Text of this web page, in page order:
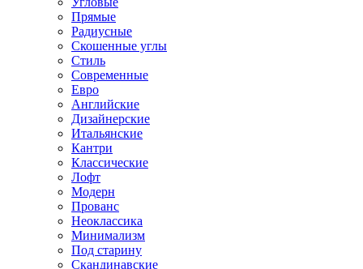
Прямые
Радиусные
Скошенные углы
Стиль
Современные
Евро
Английские
Дизайнерские
Итальянские
Кантри
Классические
Лофт
Модерн
Прованс
Неоклассика
Минимализм
Под старину
Скандинавские